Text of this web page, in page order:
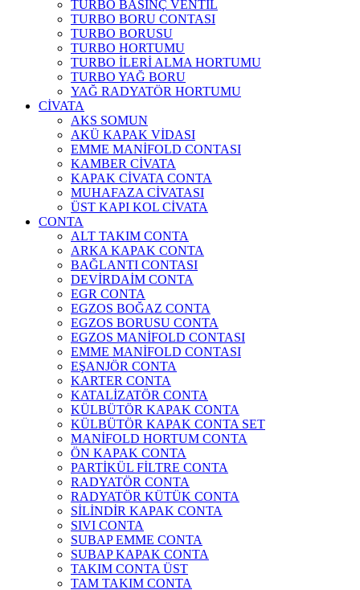
TURBO BASINÇ VENTİL
TURBO BORU CONTASI
TURBO BORUSU
TURBO HORTUMU
TURBO İLERİ ALMA HORTUMU
TURBO YAĞ BORU
YAĞ RADYATÖR HORTUMU
CİVATA
AKS SOMUN
AKÜ KAPAK VİDASI
EMME MANİFOLD CONTASI
KAMBER CİVATA
KAPAK CİVATA CONTA
MUHAFAZA CİVATASI
ÜST KAPI KOL CİVATA
CONTA
ALT TAKIM CONTA
ARKA KAPAK CONTA
BAĞLANTI CONTASI
DEVİRDAİM CONTA
EGR CONTA
EGZOS BOĞAZ CONTA
EGZOS BORUSU CONTA
EGZOS MANİFOLD CONTASI
EMME MANİFOLD CONTASI
EŞANJÖR CONTA
KARTER CONTA
KATALİZATÖR CONTA
KÜLBÜTÖR KAPAK CONTA
KÜLBÜTÖR KAPAK CONTA SET
MANİFOLD HORTUM CONTA
ÖN KAPAK CONTA
PARTİKÜL FİLTRE CONTA
RADYATÖR CONTA
RADYATÖR KÜTÜK CONTA
SİLİNDİR KAPAK CONTA
SIVI CONTA
SUBAP EMME CONTA
SUBAP KAPAK CONTA
TAKIM CONTA ÜST
TAM TAKIM CONTA